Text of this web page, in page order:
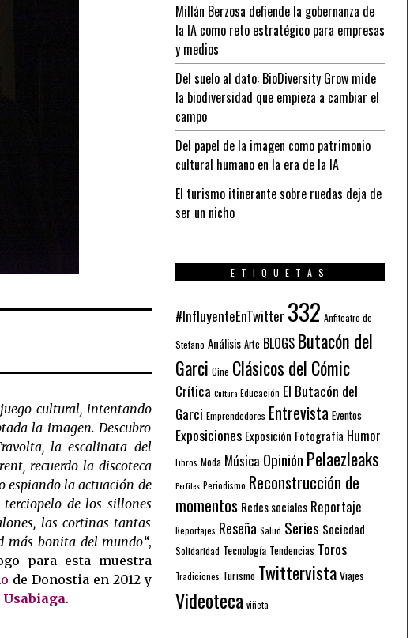
cultural, intentando
la imagen. Descubro
la escalinata del
recuerdo la discoteca
espiando la actuación de
de los sillones
las cortinas tantas
más bonita del mundo“,
para esta muestra
de Donostia en 2012 y
Usabiaga.
Millán Berzosa defiende la gobernanza de
la IA como reto estratégico para empresas
y medios
Del suelo al dato: BioDiversity Grow mide
la biodiversidad que empieza a cambiar el
campo
Del papel de la imagen como patrimonio
cultural humano en la era de la IA
El turismo itinerante sobre ruedas deja de
ser un nicho
ETIQUETAS
#InfluyenteEnTwitter 332 Anfiteatro de
Stefano Análisis Arte BLOGS Butacón del
Garci Cine Clásicos del Cómic
Crítica Cultura Educación El Butacón del
Garci Emprendedores Entrevista Eventos
Exposiciones Exposición Fotografía Humor
Libros Moda Música Opinión Pelaezleaks
Perfiles Periodismo Reconstrucción de
momentos Redes sociales Reportaje
Reportajes Reseña Salud Series Sociedad
Solidaridad Tecnología Tendencias Toros
Tradiciones Turismo Twittervista Viajes
Videoteca viñeta